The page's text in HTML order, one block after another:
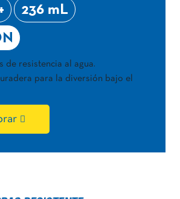
236 mL
de resistencia al agua.
para la diversión bajo el